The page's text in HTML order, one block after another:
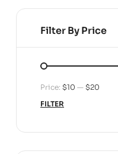
Filter By Price
FILTER
Price: $10 — $20